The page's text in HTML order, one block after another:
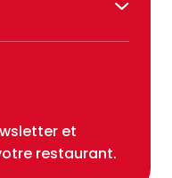
et
restaurant.